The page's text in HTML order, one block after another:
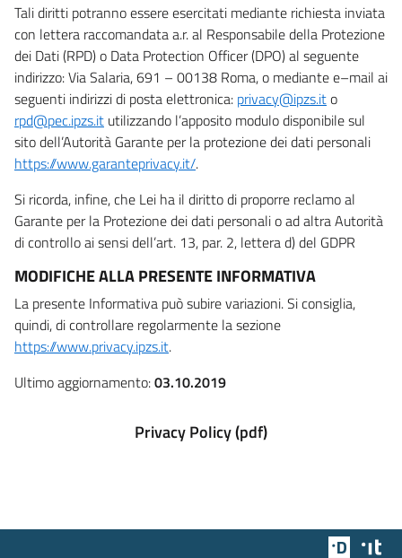
Tali diritti potranno essere esercitati mediante richiesta inviata
con lettera raccomandata a.r. al Responsabile della Protezione
dei Dati (RPD) o Data Protection Officer (DPO) al seguente
indirizzo: Via Salaria, 691 – 00138 Roma, o mediante e–mail ai
seguenti indirizzi di posta elettronica: privacy@ipzs.ito
rpd@pec.ipzs.it utilizzando l’apposito modulo disponibile sul
sito dell’Autorità Garante per la protezione dei dati personali
https://www.garanteprivacy.it/.
Si ricorda, infine, che Lei ha il diritto di proporre reclamo al
Garante per la Protezione dei dati personali o ad altra Autorità
di controllo ai sensi dell’art. 13, par. 2, lettera d) del GDPR
MODIFICHE ALLA PRESENTE INFORMATIVA
La presente Informativa può subire variazioni. Si consiglia,
quindi, di controllare regolarmente la sezione
https://www.privacy.ipzs.it.
Ultimo aggiornamento:03.10.2019
Privacy Policy (pdf)
Team